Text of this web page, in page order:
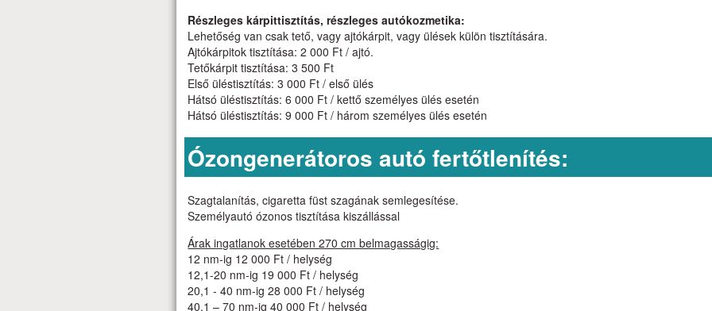
Részleges kárpittisztítás, részleges autókozmetika:
Lehetőség van csak tető, vagy ajtókárpit, vagy ülések külön tisztítására.
Ajtókárpitok tisztítása: 2 000 Ft / ajtó.
Tetőkárpit tisztítása: 3 500 Ft
Első üléstisztítás: 3 000 Ft / első ülés
Hátsó üléstisztítás: 6 000 Ft / kettő személyes ülés esetén
Hátsó üléstisztítás: 9 000 Ft / három személyes ülés esetén
Ózongenerátoros autó fertőtlenítés:
Szagtalanítás, cigaretta füst szagának semlegesítése.
Személyautó ózonos tisztítása kiszállással
Árak ingatlanok esetében 270 cm belmagasságig:
12 nm-ig 12 000 Ft / helység
12,1-20 nm-ig 19 000 Ft / helység
20,1 - 40 nm-ig 28 000 Ft / helység
40,1 – 70 nm-ig 40 000 Ft / helység